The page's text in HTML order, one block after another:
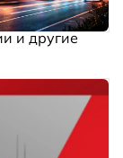
и другие